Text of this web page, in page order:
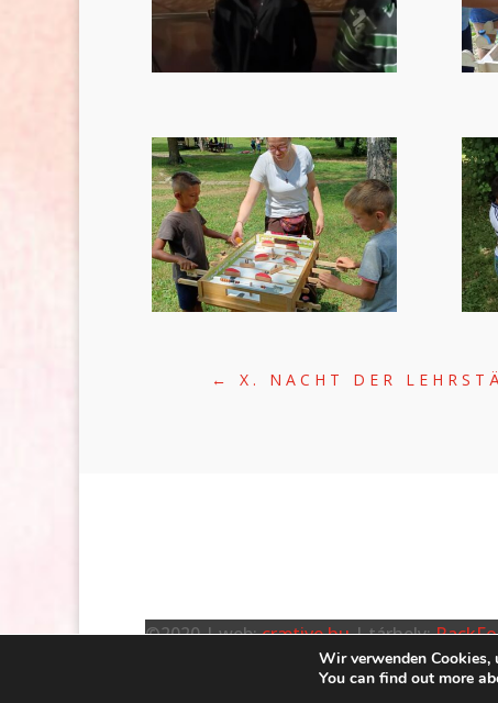
← X. NACHT DER
©2020 | web:crætive.hu| tárhely:
Wir verwenden
You can find out more